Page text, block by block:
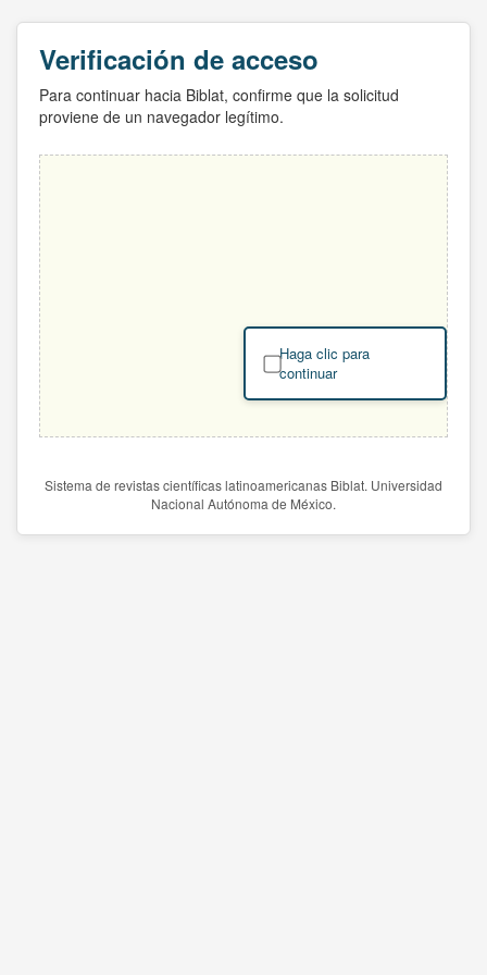
Verificación de acceso
Para continuar hacia Biblat, confirme que la solicitud
proviene de un navegador legítimo.
Haga clic para
continuar
Sistema de revistas científicas latinoamericanas Biblat. Universidad
Nacional Autónoma de México.